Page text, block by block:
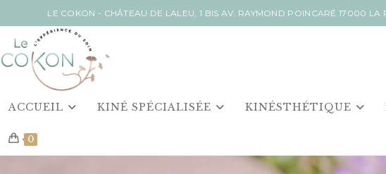
to
content
LE COKON - CHÂTEAU DE LALEU, 1 BIS AV. RAYMOND POINCARÉ 17000 LA
ACCUEIL KINÉ SPÉCIALISÉE KINÉSTHÉTIQUE
0